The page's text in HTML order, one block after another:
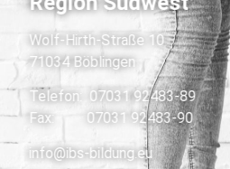
Wolf-Hirth-Straße 10
71034 Böblingen
Telefon: 07031 92483-89
Fax: 07031 92483-90
info@ibs-bildung.eu